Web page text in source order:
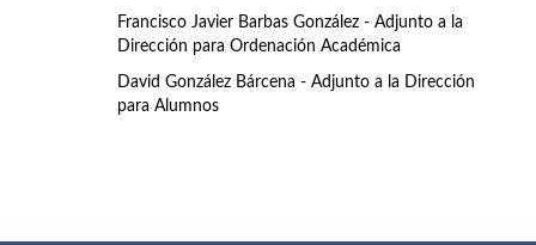
Francisco Javier Barbas González - Adjunto a la
Dirección para Ordenación Académica
David González Bárcena - Adjunto a la Dirección
para Alumnos